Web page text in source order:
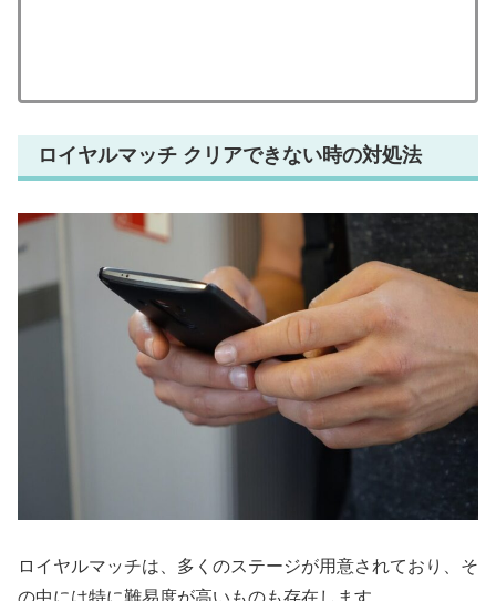
ロイヤルマッチ クリアできない時の対処法
ロイヤルマッチは、多くのステージが用意されており、そ